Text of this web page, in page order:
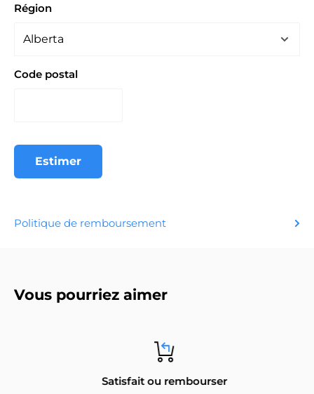
Région
Code postal
Estimer
Politique de remboursement
Vous pourriez aimer
Satisfait ou rembourser